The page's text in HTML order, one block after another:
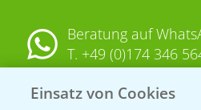
Beratung auf
T. +49 (0)174 346
KONTAKT
Einsatz von Cookies